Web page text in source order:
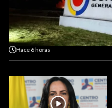
Hace 6 horas